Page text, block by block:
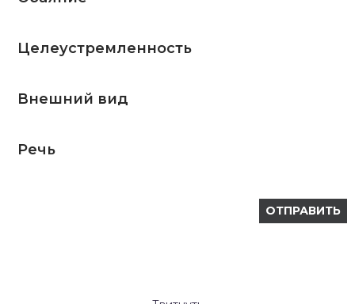
Целеустремленность
Внешний вид
Речь